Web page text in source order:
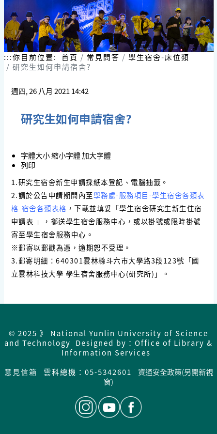
:::你目前位置: 首頁 常見問答
學生宿舍-床位類
研究生如何申請宿舍?
週四, 26 八月 2021 14:42
研究生如何申請宿舍?
字體大小縮小字體加大字體
列印
1.研究生宿舍新生申請採紙本登記、電腦抽籤。
2.請於公告申請期間內至學務處-服務項目-學生宿舍各類表
格-宿舍各類表格 ，下載並填妥「學生宿舍研究生新生住宿
申請表 」，擲送學生宿舍服務中心，或以掛號或限時掛號
寄至學生宿舍服務中心。
※郵寄以郵戳為憑，逾期恕不受理。
3.郵寄明細：640301雲林縣斗六市大學路3段123號「國
立雲林科技大學 學生宿舍服務中心(研究所)」。
© 2025 》 National Yunlin University of Science
and Technology Designed by：Office of Library &
Information Services
意見信箱
雲科總機：05-5342601
資通安全政策(另開新視
窗)